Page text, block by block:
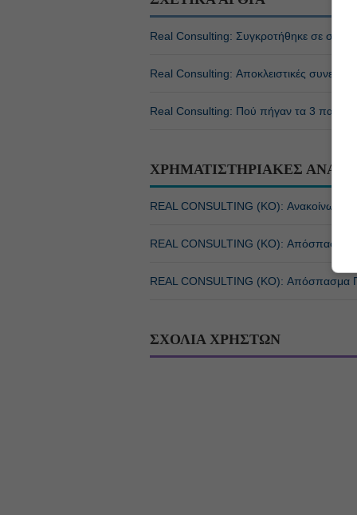
Real Consulting: Συγκροτήθηκε σε σώμα
Real Consulting: Αποκλειστικές
Real Consulting: Πού πήγαν τα 3 πακέτα
ΧΡΗΜΑΤΙΣΤΗΡΙΑΚΕΣ
REAL CONSULTING (ΚΟ): Ανακοίνωση
REAL CONSULTING (ΚΟ): Απόσπασμα
REAL CONSULTING (ΚΟ): Απόσπασμα
ΣΧΟΛΙΑ ΧΡΗΣΤΩΝ